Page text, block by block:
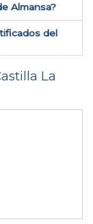
Almansa​?
del
La